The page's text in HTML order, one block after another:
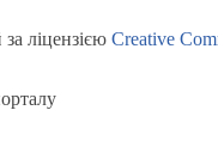
ліцензією Creative